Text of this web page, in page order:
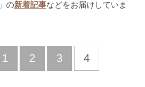
の新着記事などをお届けしていま
前
1 2 3 4